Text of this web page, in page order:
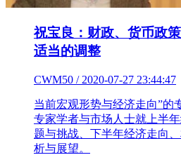
祝宝良：财政、货币政
适当的调整
CWM50 / 2020-07-27 23:44:47
当前宏观形势与经济走向”的
专家学者与市场人士就上半
题与挑战、下半年经济走向
析与展望。